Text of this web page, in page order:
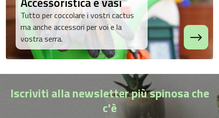
Tutto per coccolare i vostri cactus
ma anche accessori per voi e la
vostra serra.
Iscriviti alla newsletter più spinosa che
c'è